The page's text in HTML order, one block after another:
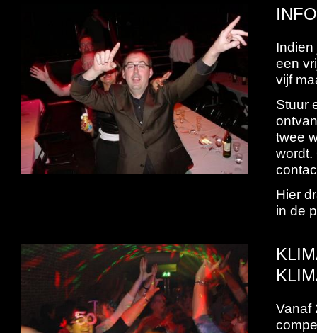
een
vijf
Stuur
twee
wordt.
Hier
in de
Vanaf